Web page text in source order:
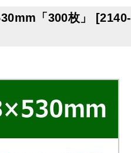
「300枚」 [2140-